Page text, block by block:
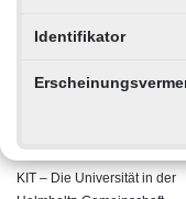
Identifikator
KIT – Die Universität in der